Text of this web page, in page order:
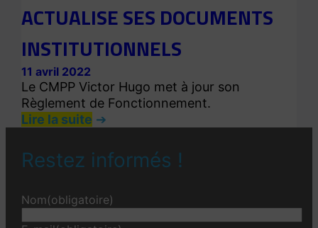
ACTUALISE SES DOCUMENTS
INSTITUTIONNELS
11 avril 2022
Le CMPP Victor Hugo met à jour son
Règlement de Fonctionnement.
Lire la suite
Restez informés !
Nom(obligatoire)